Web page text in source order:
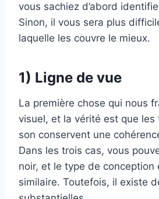
vous sachiez d’abord
Sinon, il vous sera plus
laquelle les couvre le mieux.
1) Ligne de vue
La première chose qui nous
visuel, et la vérité est que les
son conservent une
Dans les trois cas, vous
noir, et le type de conception
similaire. Toutefois, il existe